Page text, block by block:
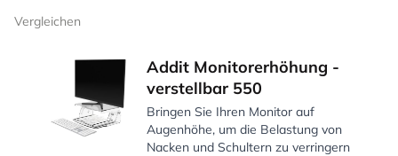
Vergleichen
Addit Monitorerhöhung -
verstellbar 550
Bringen Sie Ihren Monitor auf
Augenhöhe, um die Belastung von
Nacken und Schultern zu verringern